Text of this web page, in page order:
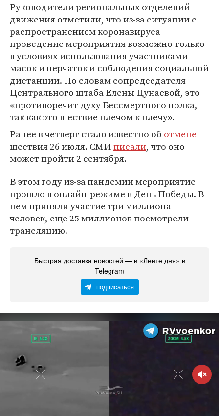
Руководители региональных отделений
движения отметили, что из-за ситуации с
распространением коронавируса
проведение мероприятия возможно только
в условиях использования участниками
масок и перчаток и соблюдения социальной
дистанции. По словам сопредседателя
Центрального штаба Елены Цунаевой, это
«противоречит духу Бессмертного полка,
так как это шествие плечом к плечу».
Ранее в четверг стало известно об отмене
шествия 26 июля. СМИписали, что оно
может пройти 2 сентября.
В этом году из-за пандемии мероприятие
прошло в онлайн-режиме в День Победы. В
нем приняли участие три миллиона
человек, еще 25 миллионов посмотрели
трансляцию.
Быстрая доставка новостей — в «Ленте дня» в
Telegram
подписаться